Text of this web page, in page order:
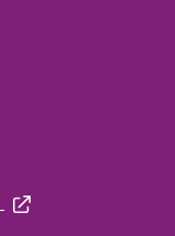
extern länk